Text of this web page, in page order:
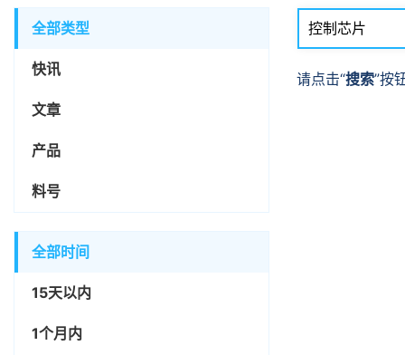
全部类型
快讯
文章
产品
料号
全部时间
15天以内
1个月内
请点击“搜索”按